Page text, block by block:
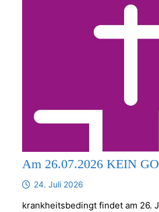
Am 26.07.2026 KEIN
24. Juli 2026
krankheitsbedingt findet am 26.